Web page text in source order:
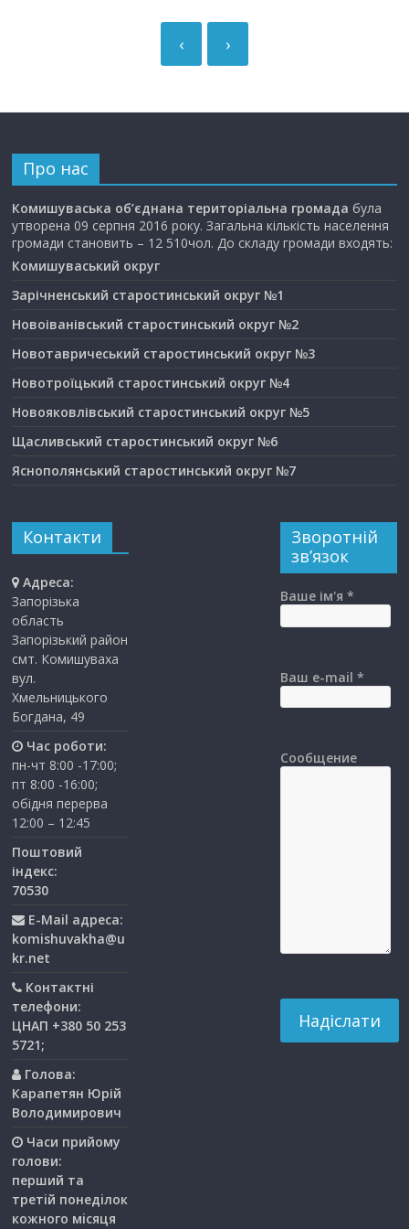
›
‹
Про нас
Комишуваська об’єднана територіальна громада була
утворена 09 серпня 2016 року. Загальна кількість населення
громади становить – 12 510чол. До складу громади входять:
Комишуваський округ
Зарічненський старостинський округ №1
Новоіванівський старостинський округ №2
Новотавричеський старостинський округ №3
Новотроїцький старостинський округ №4
Новояковлівський старостинський округ №5
Щасливський старостинський округ №6
Яснополянський старостинський округ №7
Контакти
Адреса:
Запорізька
область
Запорізький район
смт. Комишуваха
вул.
Хмельницького
Богдана, 49
Час роботи:
пн-чт 8:00 -17:00;
пт 8:00 -16:00;
обідня перерва
12:00 – 12:45
Поштовий
індекс:
70530
E-Mail адреса:
komishuvakha@u
kr.net
Контактні
телефони:
ЦНАП +380 50 253
5721;
Голова:
Карапетян Юрій
Володимирович
Часи прийому
голови:
перший та
третiй понедiлок
кожного мiсяця
Зворотній
зв’язок
Ваше ім'я *
Ваш e-mail *
Сообщение